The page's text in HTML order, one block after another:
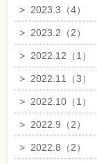
> 2023.3（4）
> 2023.2（2）
> 2022.12（1）
> 2022.11（3）
> 2022.10（1）
> 2022.9（2）
> 2022.8（2）